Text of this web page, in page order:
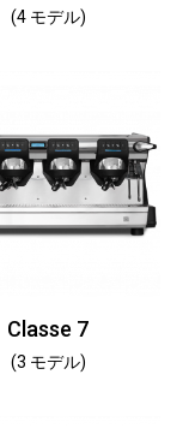
(4 モデル)
Classe 7
(3 モデル)